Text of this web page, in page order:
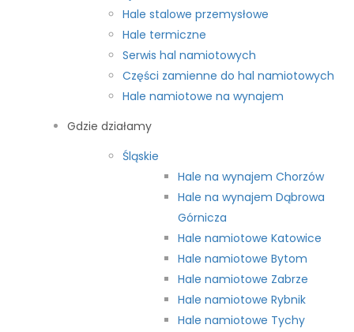
Hale stalowe przemysłowe
Hale termiczne
Serwis hal namiotowych
Części zamienne do hal namiotowych
Hale namiotowe na wynajem
Gdzie działamy
Śląskie
Hale na wynajem Chorzów
Hale na wynajem Dąbrowa
Górnicza
Hale namiotowe Katowice
Hale namiotowe Bytom
Hale namiotowe Zabrze
Hale namiotowe Rybnik
Hale namiotowe Tychy